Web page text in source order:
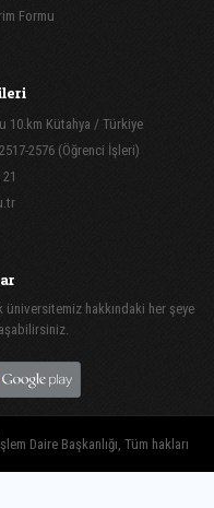
Formu
10.km Kütahya / Türkiye
2576 (Öğrenci İşleri)
hakkındaki her şeye
Daire Başkanlığı, Tüm hakları